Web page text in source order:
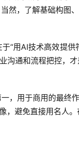
，了解基础构图、
“用AI技术高效提供
沟通和流程把控，才
，用于商用的最终作
，避免直接用名人